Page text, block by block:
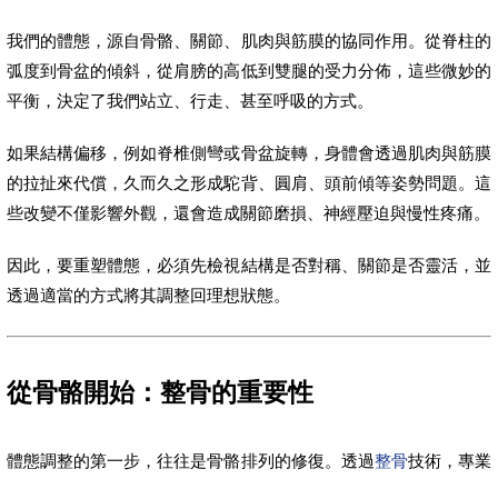
我們的體態，源自骨骼、關節、肌肉與筋膜的協同作用。從脊柱的
弧度到骨盆的傾斜，從肩膀的高低到雙腿的受力分佈，這些微妙的
平衡，決定了我們站立、行走、甚至呼吸的方式。
如果結構偏移，例如脊椎側彎或骨盆旋轉，身體會透過肌肉與筋膜
的拉扯來代償，久而久之形成駝背、圓肩、頭前傾等姿勢問題。這
些改變不僅影響外觀，還會造成關節磨損、神經壓迫與慢性疼痛。
因此，要重塑體態，必須先檢視結構是否對稱、關節是否靈活，並
透過適當的方式將其調整回理想狀態。
從骨骼開始：整骨的重要性
體態調整的第一步，往往是骨骼排列的修復。透過整骨技術，專業